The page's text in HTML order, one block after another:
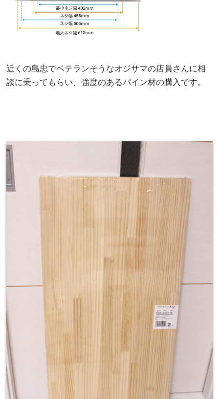
近くの島忠でベテランそうなオジサマの店員さんに相
談に乗ってもらい、強度のあるパイン材の購入です。